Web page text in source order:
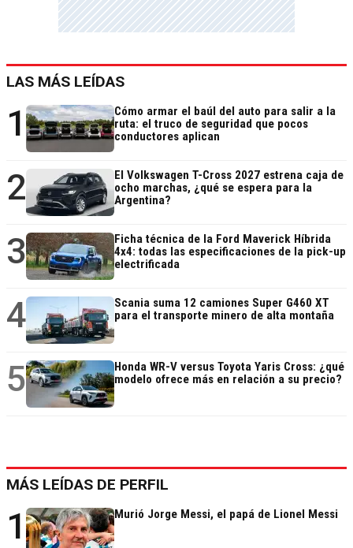
LAS MÁS LEÍDAS
1
Cómo armar el baúl del auto para salir a la
ruta: el truco de seguridad que pocos
conductores aplican
2
El Volkswagen T-Cross 2027 estrena caja de
ocho marchas, ¿qué se espera para la
Argentina?
3
Ficha técnica de la Ford Maverick Híbrida
4x4: todas las especificaciones de la pick-up
electrificada
4
Scania suma 12 camiones Super G460 XT
para el transporte minero de alta montaña
5
Honda WR-V versus Toyota Yaris Cross: ¿qué
modelo ofrece más en relación a su precio?
MÁS LEÍDAS DE PERFIL
1 Murió Jorge Messi, el papá de Lionel Messi